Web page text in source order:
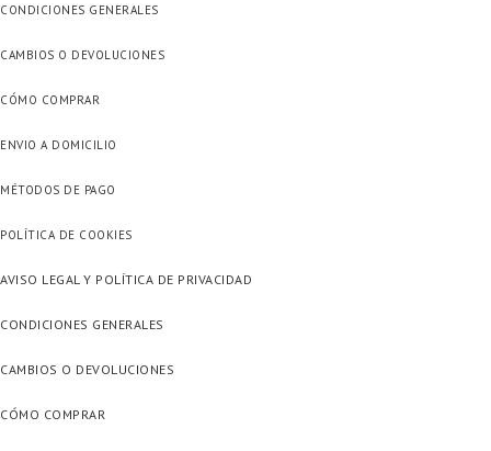
CONDICIONES GENERALES
CAMBIOS O DEVOLUCIONES
CÓMO COMPRAR
ENVIO A DOMICILIO
MÉTODOS DE PAGO
POLÍTICA DE COOKIES
AVISO LEGAL Y POLÍTICA DE PRIVACIDAD
CONDICIONES GENERALES
CAMBIOS O DEVOLUCIONES
CÓMO COMPRAR